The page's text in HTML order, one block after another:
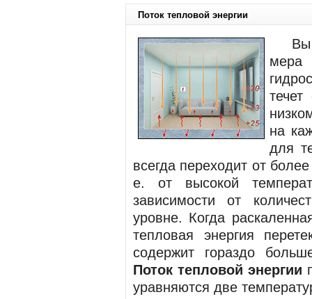
Поток тепловой энергии
Вы
на
для
всегда переходит от
е. от высокой
зависимости от
уровне. Когда
тепловая энергия
содержит гораздо
Поток тепловой энергии
уравняются две